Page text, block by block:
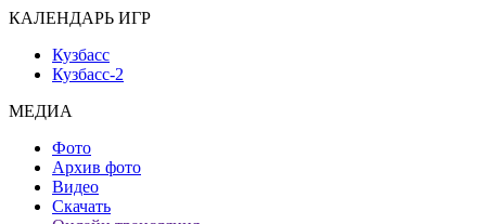
КАЛЕНДАРЬ ИГР
Кузбасс
Кузбасс-2
МЕДИА
Фото
Архив фото
Видео
Скачать